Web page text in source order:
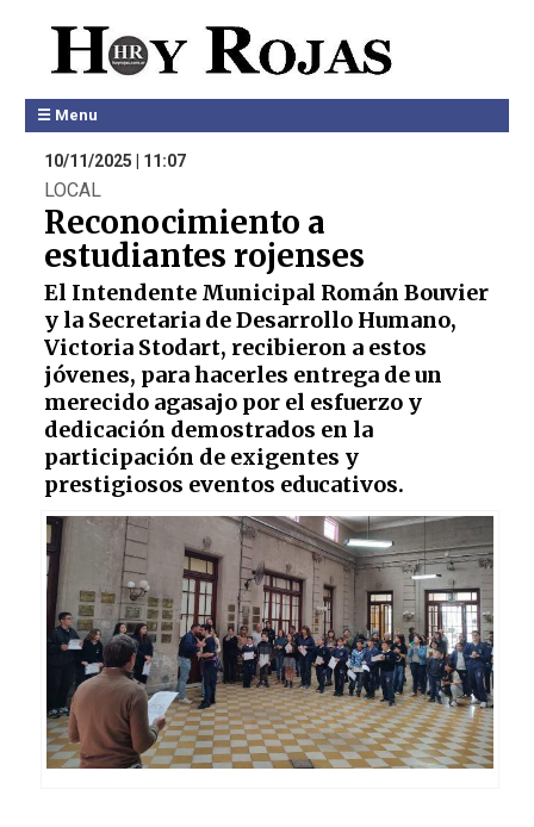
☰ Menu
10/11/2025 | 11:07
LOCAL
Reconocimiento a
estudiantes rojenses
El Intendente Municipal Román Bouvier
y la Secretaria de Desarrollo Humano,
Victoria Stodart, recibieron a estos
jóvenes, para hacerles entrega de un
merecido agasajo por el esfuerzo y
dedicación demostrados en la
participación de exigentes y
prestigiosos eventos educativos.